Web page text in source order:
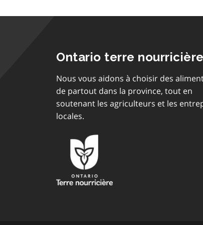
Ontario terre nourricière
Nous vous aidons à choisir des
de partout dans la province, tout en
soutenant les agriculteurs et les
locales.